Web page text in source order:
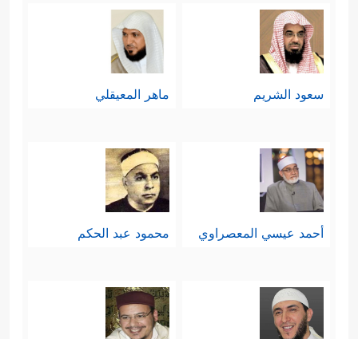
سعود الشريم ماهر المعيقلي
أحمد عيسي المعصراوي محمود عبد الحكم